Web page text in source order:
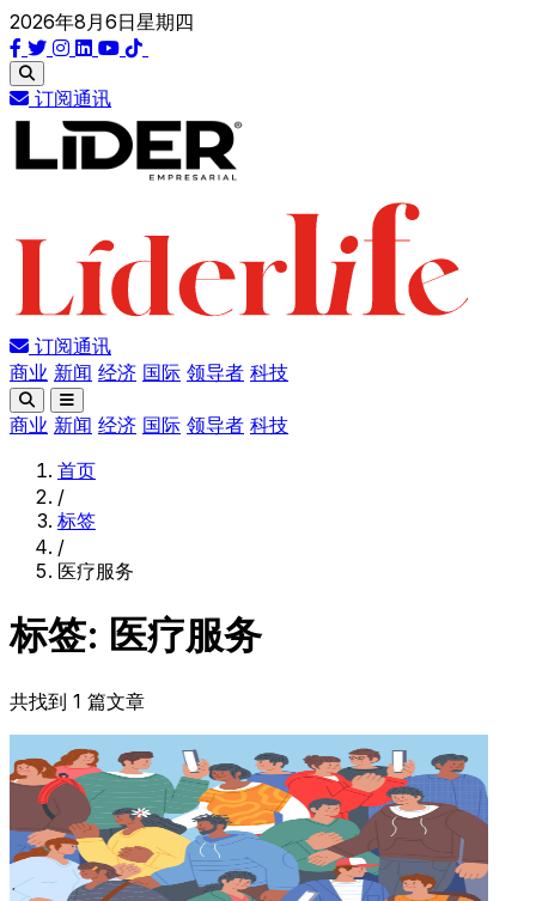
2026年8月6日星期四
订阅通讯
订阅通讯
商业 新闻 经济 国际 领导者 科技
商业 新闻 经济 国际 领导者 科技
首页
/
标签
/
医疗服务
标签: 医疗服务
共找到 1 篇文章